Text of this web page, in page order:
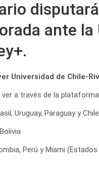
ante la
Universidad de Chile-
ver a través de la
Uruguay, Paraguay y Chile
Perú y Miami